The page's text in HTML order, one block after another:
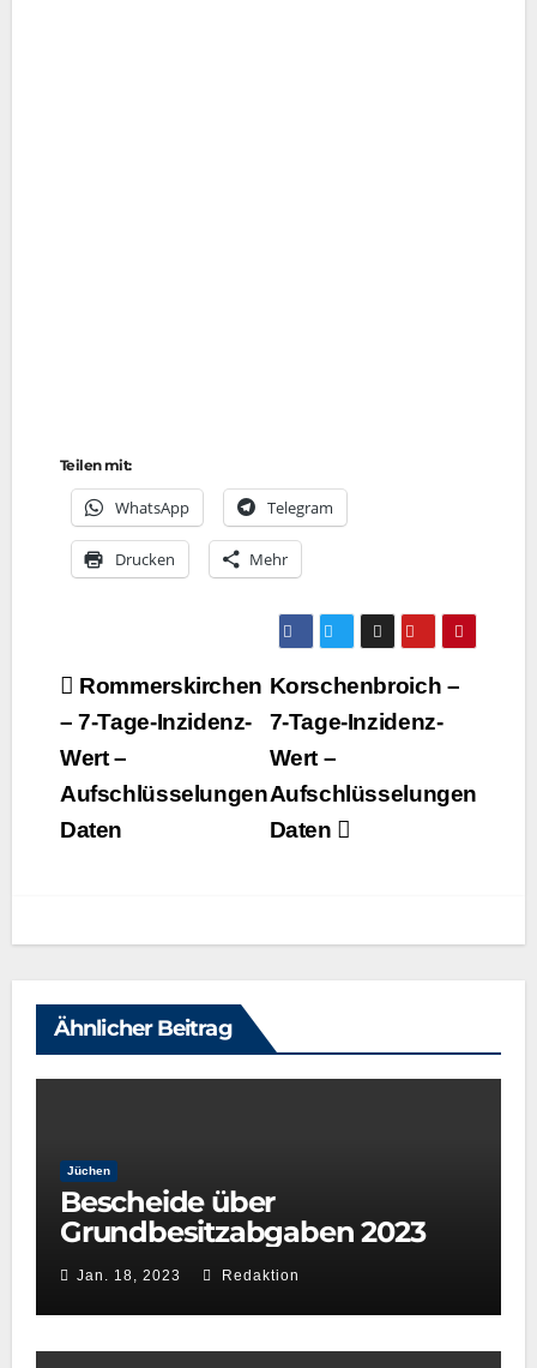
Teilen mit:
Whats­App Tele­gram
Dru­cken Mehr
Beitragsnavigation
Korschenbroich –
7‑Tage-Inzidenz-
Wert –
Aufschlüsselungen
Daten
Rommerskirchen
– 7‑Tage-Inzidenz-
Wert –
Aufschlüsselungen
Daten
Ähnlicher Beitrag
Jüchen
Bescheide über
Grundbesitzabgaben 2023
Jan. 18, 2023 Redaktion